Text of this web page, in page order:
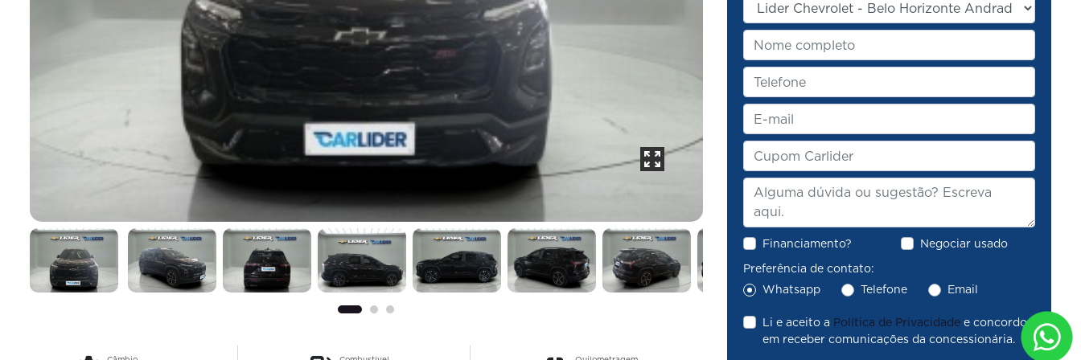
Financiamento?
Negociar usado
Preferência de contato:
Whatsapp
Telefone Email
Li e aceito a Política de Privacidadee concordo
em receber comunicações da concessionária.